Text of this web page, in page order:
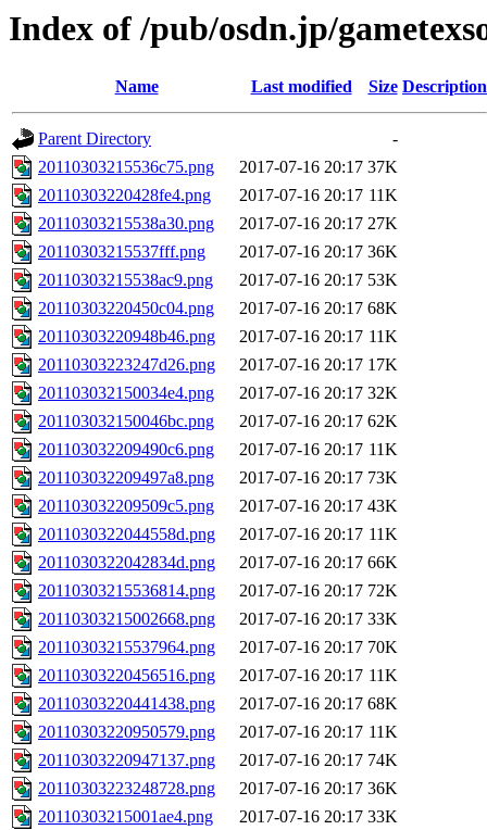
Index of /pub/osdn.jp/
Name Last modified Size Description
Parent Directory
-
20110303215536c75.png
2017-07-16 20:17 37K
20110303220428fe4.png
2017-07-16 20:17 11K
20110303215538a30.png
2017-07-16 20:17 27K
20110303215537fff.png
2017-07-16 20:17 36K
20110303215538ac9.png
2017-07-16 20:17 53K
20110303220450c04.png
2017-07-16 20:17 68K
20110303220948b46.png
2017-07-16 20:17 11K
20110303223247d26.png
2017-07-16 20:17 17K
201103032150034e4.png
2017-07-16 20:17 32K
201103032150046bc.png
2017-07-16 20:17 62K
201103032209490c6.png
2017-07-16 20:17 11K
201103032209497a8.png
2017-07-16 20:17 73K
201103032209509c5.png
2017-07-16 20:17 43K
2011030322044558d.png
2017-07-16 20:17 11K
2011030322042834d.png
2017-07-16 20:17 66K
20110303215536814.png
2017-07-16 20:17 72K
20110303215002668.png
2017-07-16 20:17 33K
20110303215537964.png
2017-07-16 20:17 70K
20110303220456516.png
2017-07-16 20:17 11K
20110303220441438.png
2017-07-16 20:17 68K
20110303220950579.png
2017-07-16 20:17 11K
20110303220947137.png
2017-07-16 20:17 74K
20110303223248728.png
2017-07-16 20:17 36K
20110303215001ae4.png
2017-07-16 20:17 33K